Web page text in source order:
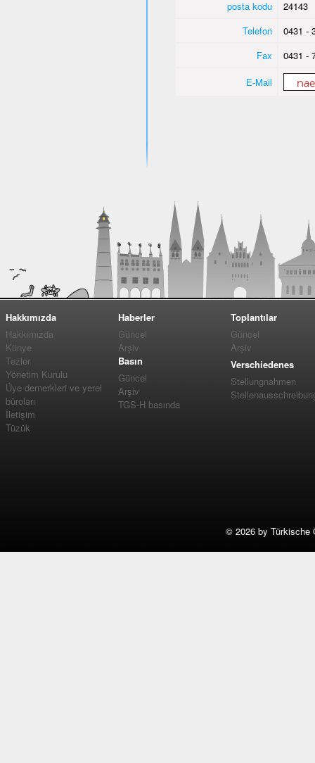
posta kodu
24143
Telefon
0431 -
Fax
0431 -
E-Mail
Hakkımızda
Hakkımızda
Künye
Tezler
Yönetim Kurulu
Üye dernerkleri ve yerel
büroları
İletişim
Tüzük
Haberler
Güncel
Arşiv
Basın
Güncel
Arşiv
TGS-H basında
Toplantılar
Güncel
Arşiv
Verschiedenes
Stellungnahmen
© 2026 by Türkische